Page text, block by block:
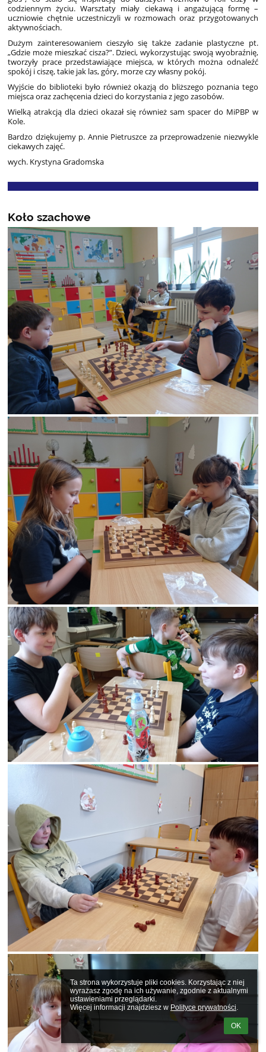
Ta strona wykorzystuje pliki cookies. Korzystając z niej
wyrażasz zgodę na ich używanie, zgodnie z aktualnymi
ustawieniami przeglądarki.
Więcej informacji znajdziesz w Polityce prywatności.
OK
codziennym życiu. Warsztaty miały ciekawą i angażującą formę –
uczniowie chętnie uczestniczyli w rozmowach oraz przygotowanych
aktywnościach.
Dużym zainteresowaniem cieszyło się także zadanie plastyczne pt.
„Gdzie może mieszkać cisza?”. Dzieci, wykorzystując swoją wyobraźnię,
tworzyły prace przedstawiające miejsca, w których można odnaleźć
spokój i ciszę, takie jak las, góry, morze czy własny pokój.
Wyjście do biblioteki było również okazją do bliższego poznania tego
miejsca oraz zachęcenia dzieci do korzystania z jego zasobów.
Wielką atrakcją dla dzieci okazał się również sam spacer do MiPBP w
Kole.
Bardzo dziękujemy p. Annie Pietruszce za przeprowadzenie niezwykle
ciekawych zajęć.
wych. Krystyna Gradomska
Koło szachowe